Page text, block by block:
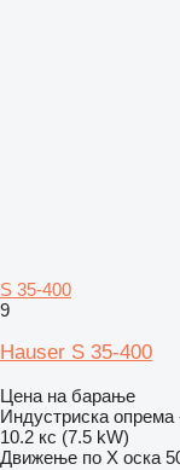
S 35-400
9
Hauser S 35-400
Цена на барање
Индустриска
10.2 кс (7.5 kW)
Движење по Х оска